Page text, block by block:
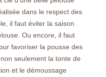
dans le respect des
il faut éviter la saison
Ou encore, il faut
favoriser la pousse des
seulement la tonte de
et le démoussage